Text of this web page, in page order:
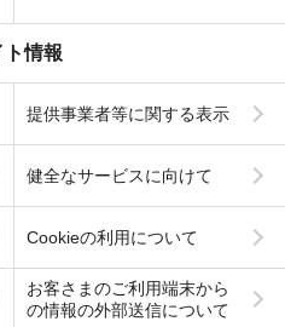
ト情報
提供事業者等に関する表示
健全なサービスに向けて
Cookieの利用について
お客さまのご利用端末から
の情報の外部送信について